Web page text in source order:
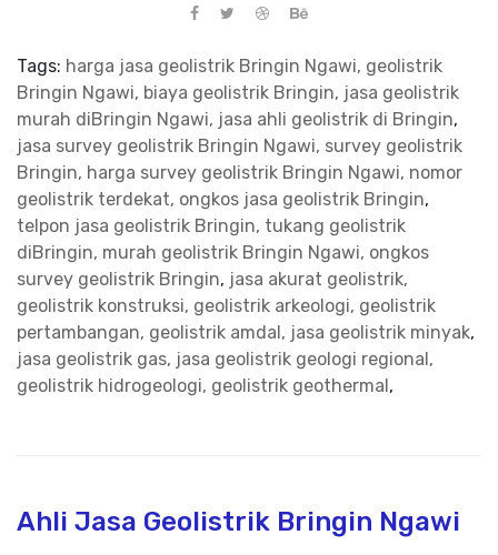
Tags: harga jasa geolistrik Bringin Ngawi, geolistrik
Bringin Ngawi, biaya geolistrik Bringin, jasa geolistrik
murah diBringin Ngawi, jasa ahli geolistrik di Bringin,
jasa survey geolistrik Bringin Ngawi, survey geolistrik
Bringin, harga survey geolistrik Bringin Ngawi, nomor
geolistrik terdekat, ongkos jasa geolistrik Bringin,
telpon jasa geolistrik Bringin, tukang geolistrik
diBringin, murah geolistrik Bringin Ngawi, ongkos
survey geolistrik Bringin, jasa akurat geolistrik,
geolistrik konstruksi, geolistrik arkeologi, geolistrik
pertambangan, geolistrik amdal, jasa geolistrik minyak,
jasa geolistrik gas, jasa geolistrik geologi regional,
geolistrik hidrogeologi, geolistrik geothermal ,
Ahli Jasa Geolistrik Bringin Ngawi